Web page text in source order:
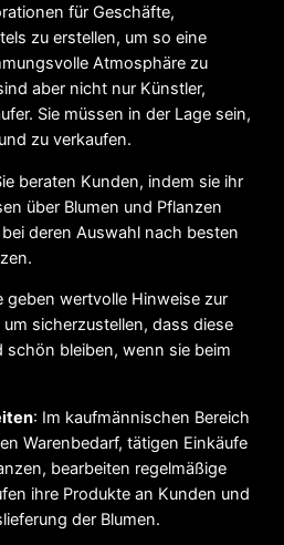
für Geschäfte,
zu erstellen, um so eine
Atmosphäre zu
aber nicht nur Künstler,
Sie müssen in der Lage sein,
zu verkaufen.
beraten Kunden, indem sie ihr
über Blumen und Pflanzen
deren Auswahl nach besten
geben wertvolle Hinweise zur
sicherzustellen, dass diese
schön bleiben, wenn sie beim
: Im kaufmännischen Bereich
Warenbedarf, tätigen Einkäufe
bearbeiten regelmäßige
ihre Produkte an Kunden und
der Blumen.